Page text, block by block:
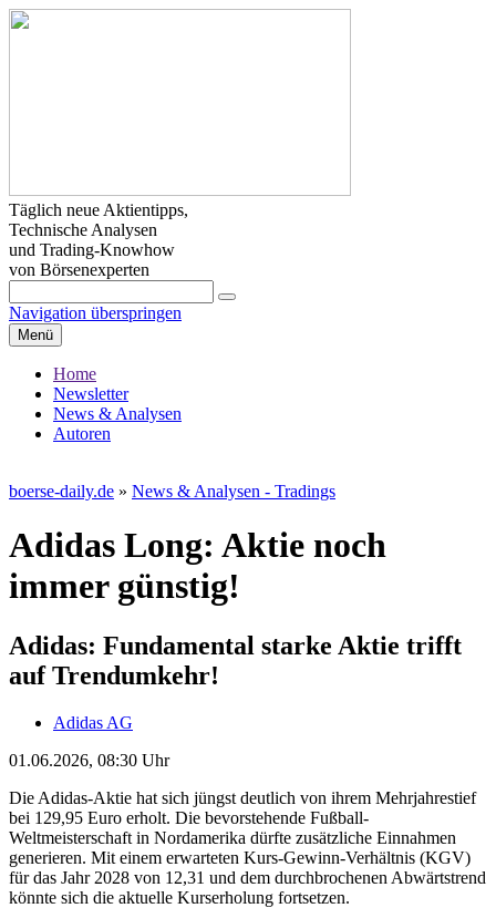
Täglich neue Aktientipps,
Technische Analysen
und Trading-Knowhow
von Börsenexperten
Navigation überspringen
Menü
Home
Newsletter
News & Analysen
Autoren
boerse-daily.de » News & Analysen - Tradings
Adidas Long: Aktie noch
immer günstig!
Adidas: Fundamental starke Aktie trifft
auf Trendumkehr!
Adidas AG
01.06.2026, 08:30 Uhr
Die Adidas-Aktie hat sich jüngst deutlich von ihrem Mehrjahrestief
bei 129,95 Euro erholt. Die bevorstehende Fußball-
Weltmeisterschaft in Nordamerika dürfte zusätzliche Einnahmen
generieren. Mit einem erwarteten Kurs-Gewinn-Verhältnis (KGV)
für das Jahr 2028 von 12,31 und dem durchbrochenen Abwärtstrend
könnte sich die aktuelle Kurserholung fortsetzen.